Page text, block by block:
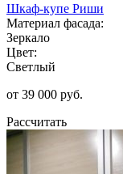
Шкаф-купе Риши
Материал фасада:
Зеркало
Цвет:
Светлый
от 39 000 руб.
Рассчитать